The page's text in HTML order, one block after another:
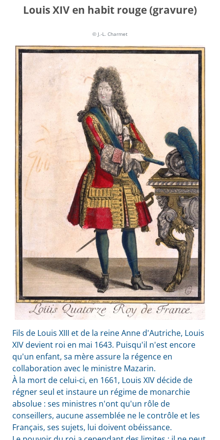
Louis XIV en habit rouge (gravure)
© J.-L. Charmet
Fils de Louis XIII et de la reine Anne d'Autriche, Louis
XIV devient roi en mai 1643. Puisqu'il n'est encore
qu'un enfant, sa mère assure la régence en
collaboration avec le ministre Mazarin.
À la mort de celui-ci, en 1661, Louis XIV décide de
régner seul et instaure un régime de monarchie
absolue : ses ministres n'ont qu'un rôle de
conseillers, aucune assemblée ne le contrôle et les
Français, ses sujets, lui doivent obéissance.